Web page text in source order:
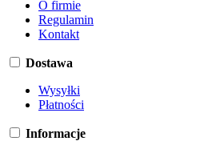
O firmie
Regulamin
Kontakt
Dostawa
Wysyłki
Płatności
Informacje